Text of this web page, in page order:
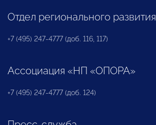
Отдел регионального развития
+7 (495) 247-4777 (доб. 116, 117)
Ассоциация «НП «ОПОРА»
+7 (495) 247-4777 (доб. 124)